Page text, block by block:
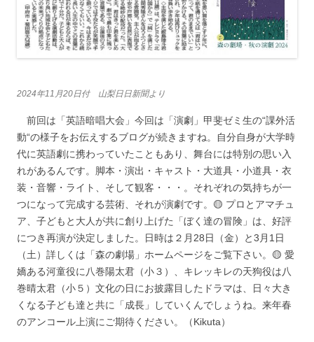
2024年11月20日付 山梨日日新聞より
前回は「英語暗唱大会」今回は「演劇」甲斐ゼミ生の“課外活
動“の様子をお伝えするブログが続きますね。自分自身が大学時
代に英語劇に携わっていたこともあり、舞台には特別の思い入
れがあるんです。脚本・演出・キャスト・大道具・小道具・衣
装・音響・ライト、そして観客・・・。それぞれの気持ちが一
つになって完成する芸術、それが演劇です。🟡 プロとアマチュ
ア、子どもと大人が共に創り上げた「ぼく達の冒険」は、好評
につき再演が決定しました。日時は２月28日（金）と3月1日
（土）詳しくは「森の劇場」ホームページをご覧下さい。🟡 愛
嬌ある河童役に八巻陽太君（小３）、キレッキレの天狗役は八
巻晴太君（小５）文化の日にお披露目したドラマは、日々大き
くなる子ども達と共に「成長」していくんでしょうね。来年春
のアンコール上演にご期待ください。（Kikuta）